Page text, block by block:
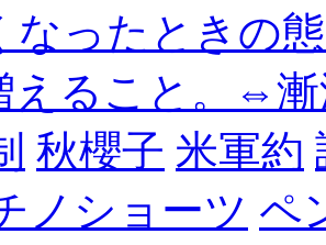
なったときの
えること。⇔
秋櫻子 米軍約
ノショーツ ペ